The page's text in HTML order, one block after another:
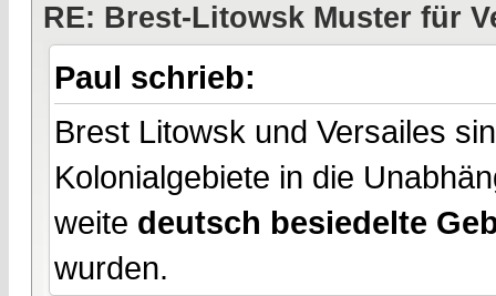
RE: Brest-Litowsk Muster für
Paul schrieb:
Brest Litowsk und Versailes
Kolonialgebiete in die
weite deutsch besiedelte
wurden.